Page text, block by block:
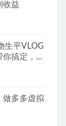
收益
生平VLOG
搞定，轻
做多多虚拟